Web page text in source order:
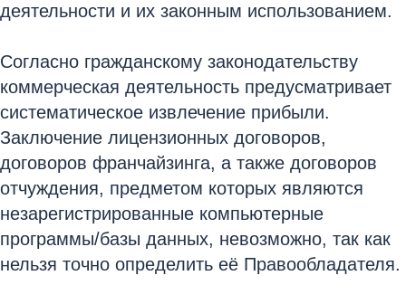
деятельности и их законным использованием.
Согласно гражданскому законодательству
коммерческая деятельность предусматривает
систематическое извлечение прибыли.
Заключение лицензионных договоров,
договоров франчайзинга, а также договоров
отчуждения, предметом которых являются
незарегистрированные компьютерные
программы/базы данных, невозможно, так как
нельзя точно определить её Правообладателя.